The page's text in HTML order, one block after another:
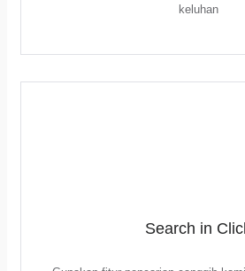
keluhan
Search in